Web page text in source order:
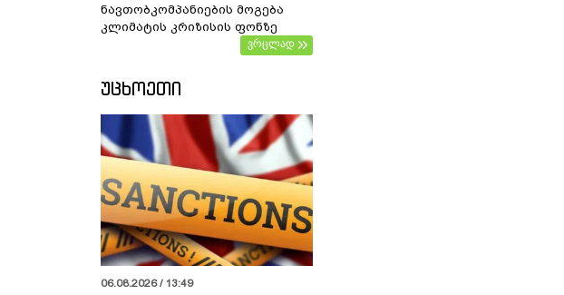
ნავთობკომპანიების მოგება
კლიმატის კრიზისის ფონზე
ვრცლად
ᲣᲪᲮᲝᲔᲗᲘ
06.08.2026 / 13:49